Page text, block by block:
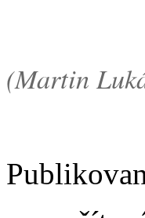
(Martin